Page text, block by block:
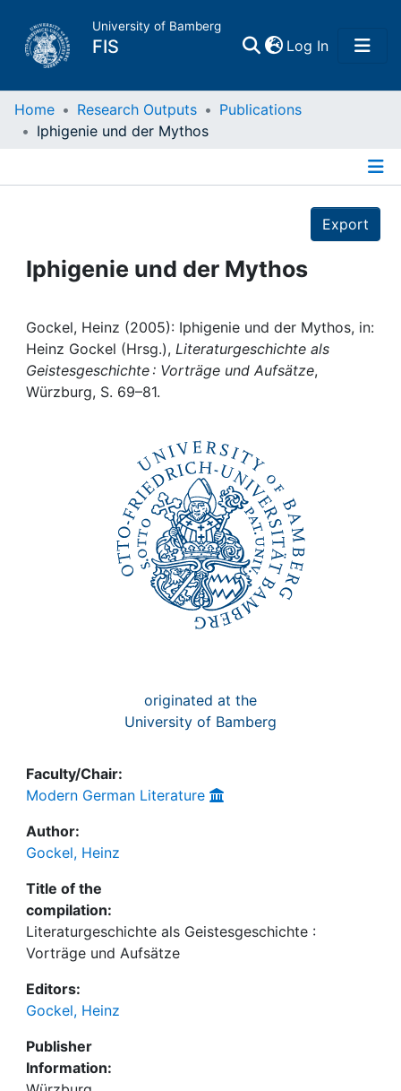
University of Bamberg
FIS Log In(current)
Home
Projects
Institutions
Awards
Home Research Outputs
Publications
Iphigenie und der Mythos
Export
Iphigenie und der Mythos
Gockel, Heinz (2005): Iphigenie und der Mythos, in:
Heinz Gockel (Hrsg.), Literaturgeschichte als
Geistesgeschichte : Vorträge und Aufsätze,
Würzburg, S. 69–81.
originated at the
University of Bamberg
Faculty/Chair:
Modern German Literature
Author:
Gockel, Heinz
Title of the
compilation:
Literaturgeschichte als Geistesgeschichte :
Vorträge und Aufsätze
Editors:
Gockel, Heinz
Publisher
Information: